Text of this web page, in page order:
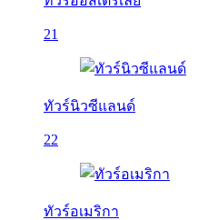
21
ทัวร์นิวซีแลนด์
22
ทัวร์อเมริกา